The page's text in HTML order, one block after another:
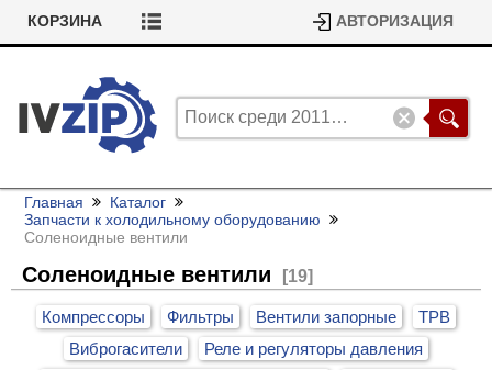
КОРЗИНА АВТОРИЗАЦИЯ
Главная
Каталог
Запчасти к холодильному оборудованию
Соленоидные вентили
Соленоидные вентили [19]
Компрессоры Фильтры Вентили запорные
ТРВ
Виброгасители
Реле и регуляторы давления